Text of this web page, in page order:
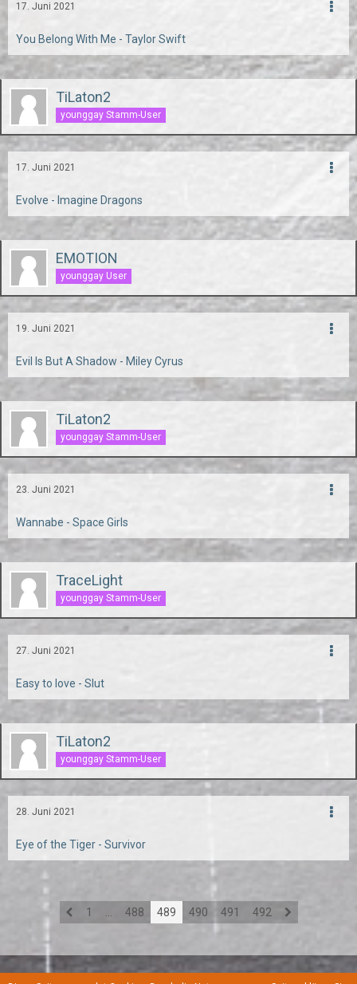
17. Juni 2021
You Belong With Me - Taylor Swift
TiLaton2
younggay Stamm-User
17. Juni 2021
Evolve - Imagine Dragons
EMOTION
younggay User
19. Juni 2021
Evil Is But A Shadow - Miley Cyrus
TiLaton2
younggay Stamm-User
23. Juni 2021
Wannabe - Space Girls
TraceLight
younggay Stamm-User
27. Juni 2021
Easy to love - Slut
TiLaton2
younggay Stamm-User
28. Juni 2021
Eye of the Tiger - Survivor
1 488 489 490 491 492